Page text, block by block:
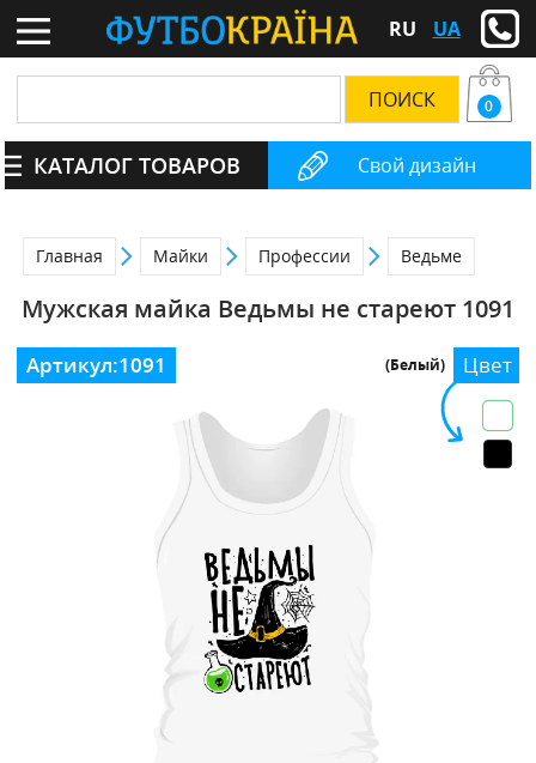
RU UA
Свой дизайн
0
КАТАЛОГ ТОВАРОВ
Главная Майки Профессии Ведьме
Мужская майка Ведьмы не стареют 1091
Цвет
(Белый)
Артикул:1091